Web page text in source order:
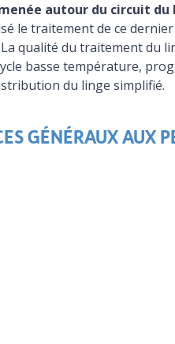
autour du circuit du
le traitement de ce
qualité du traitement du
basse température,
du linge simplifié.
GÉNÉRAUX AUX